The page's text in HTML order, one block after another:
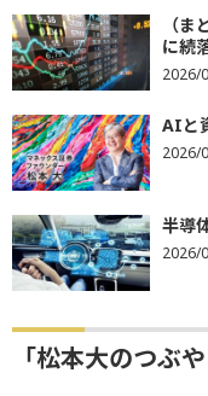
（
に続
2026/
AIと
2026/
半導
2026/
「松本大のつぶ